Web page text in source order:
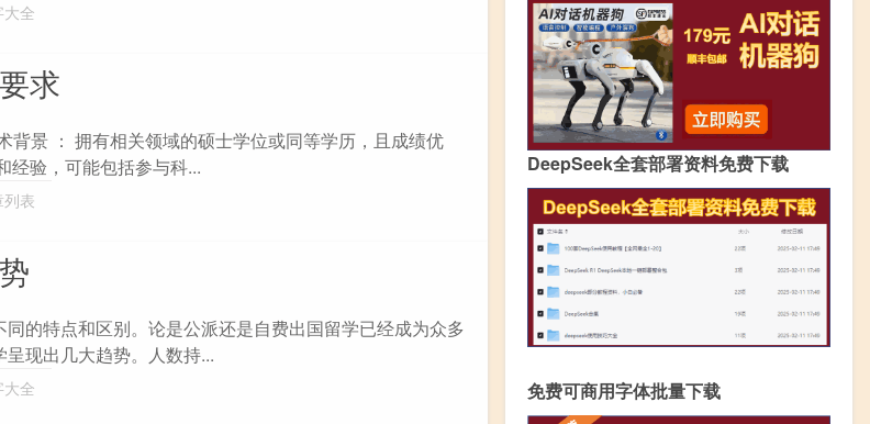
全
求
背景 ： 拥有相关领域的硕士学位或同等学历，且成绩优
经验，可能包括参与科...
列表
的特点和区别。论是公派还是自费出国留学已经成为众多
现出几大趋势。人数持...
全
DeepSeek全套部署资料免费下载
免费可商用字体批量下载